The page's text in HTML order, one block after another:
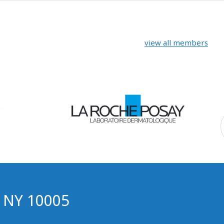
view all members
10005